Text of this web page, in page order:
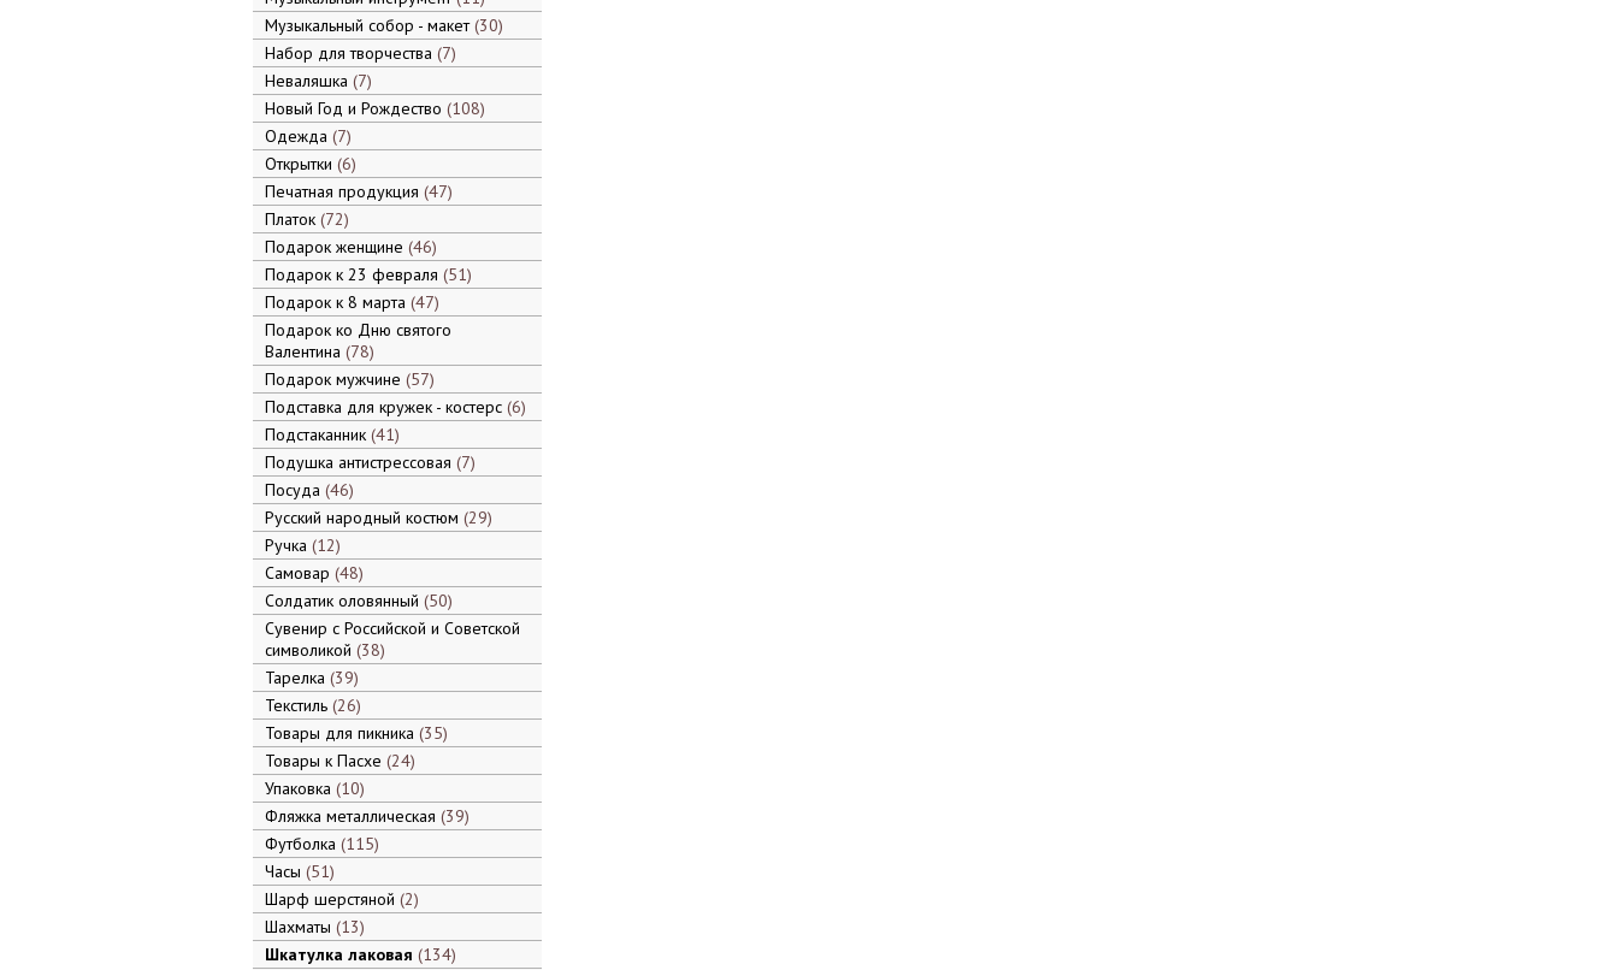
Музыкальный собор - макет 30
Набор для творчества 7
Неваляшка 7
Новый Год и Рождество 108
Одежда 7
Открытки 6
Печатная продукция 47
Платок 72
Подарок женщине 46
Подарок к 23 февраля 51
Подарок к 8 марта 47
Подарок ко Дню святого
Валентина 78
Подарок мужчине 57
Подставка для кружек - костерс 6
Подстаканник 41
Подушка антистрессовая 7
Посуда 46
Русский народный костюм 29
Ручка 12
Самовар 48
Солдатик оловянный 50
Сувенир с Российской и Советской
символикой 38
Тарелка 39
Текстиль 26
Товары для пикника 35
Товары к Пасхе 24
Упаковка 10
Фляжка металлическая 39
Футболка 115
Часы 51
Шарф шерстяной 2
Шахматы 13
Шкатулка лаковая 134